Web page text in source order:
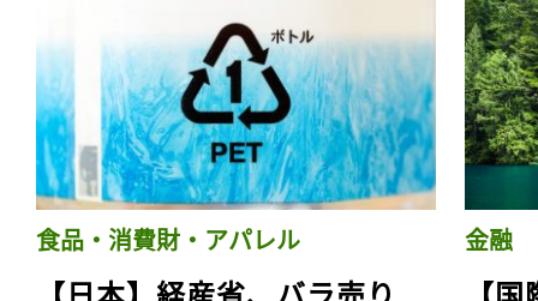
食品・消費財・アパレル 金融